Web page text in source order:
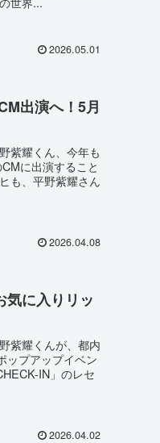
2026.05.01
出演へ！5月
紫耀くん、今年も
に出演すること
も、平野紫耀さん
2026.04.08
気に入りリッ
紫耀くんが、都内
ップアップイベン
IN」のレセ
2026.04.02